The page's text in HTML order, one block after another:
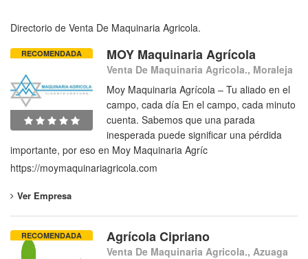
Directorio de Venta De Maquinaria Agricola.
RECOMENDADA MOY Maquinaria Agrícola
Venta De Maquinaria Agricola., Moraleja
Moy Maquinaria Agrícola – Tu aliado en el
campo, cada día En el campo, cada minuto
cuenta. Sabemos que una parada
inesperada puede significar una pérdida
importante, por eso en Moy Maquinaria Agríc
https://moymaquinariagricola.com
Ver Empresa
RECOMENDADA Agrícola Cipriano
Venta De Maquinaria Agricola., Azuaga